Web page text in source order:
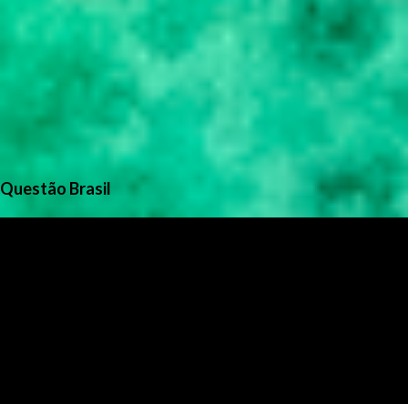
Questão Brasil